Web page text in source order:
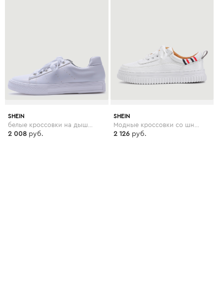
SHEIN
2 008 руб.
SHEIN
2 126 руб.